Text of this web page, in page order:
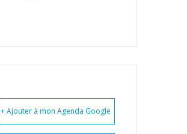
+ Ajouter à mon Agenda Google